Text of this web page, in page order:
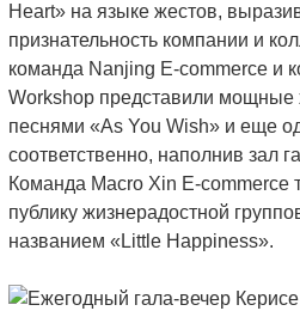
Heart» на языке жестов,
признательность компании и
команда Nanjing E-commerce и
Workshop представили мощные
песнями «As You Wish» и еще
соответственно, наполнив зал
Команда Macro Xin E-commerce
публику жизнерадостной
названием «Little Happiness».